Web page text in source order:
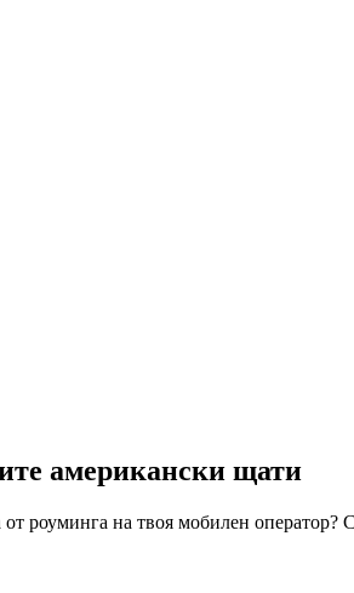
американски щати
роуминга на твоя мобилен оператор?